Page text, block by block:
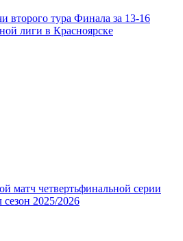
второго тура Финала за 13-16
лиги в Красноярске
матч четвертьфинальной серии
2025/2026